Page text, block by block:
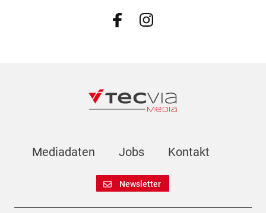
Mediadaten Jobs Kontakt
Newsletter